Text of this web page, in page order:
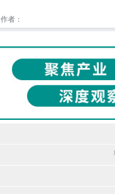
作者：